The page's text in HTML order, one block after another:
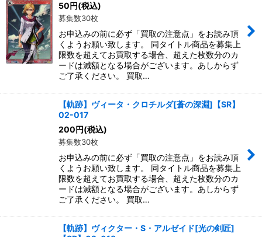
50円(税込)
募集数30枚
お申込みの前に必ず「買取の注意点」をお読み頂
くようお願い致します。 同タイトル商品を募集上
限数を超えてお買取する場合、超えた枚数分のカ
ードは減額となる場合がございます。あしからず
ご了承ください。 買取…
【軌跡】ヴィータ・クロチルダ[蒼の深淵]【SR】
02-017
200円(税込)
募集数30枚
お申込みの前に必ず「買取の注意点」をお読み頂
くようお願い致します。 同タイトル商品を募集上
限数を超えてお買取する場合、超えた枚数分のカ
ードは減額となる場合がございます。あしからず
ご了承ください。 買取…
【軌跡】ヴィクター・S・アルゼイド[光の剣匠]